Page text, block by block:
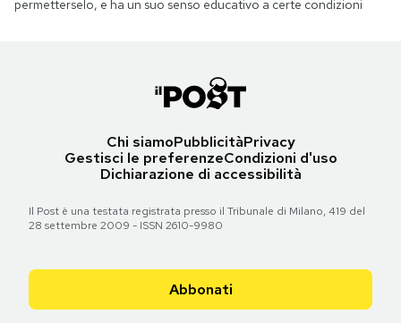
permetterselo, e ha un suo senso educativo a certe condizioni
Chi siamoPubblicitàPrivacy
Gestisci le preferenzeCondizioni d'uso
Dichiarazione di accessibilità
Il Post è una testata registrata presso il Tribunale di Milano, 419 del
28 settembre 2009 - ISSN 2610-9980
Abbonati